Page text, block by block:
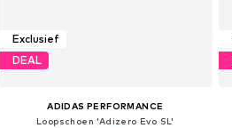
Exclusief
DEAL
ADIDAS PERFORMANCE
Loopschoen 'Adizero Evo SL'